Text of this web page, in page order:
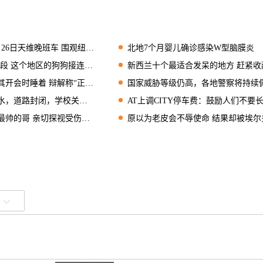
围观纽版“老赖”：剥削75名工人拒赔偿
北地7个月婴儿确诊感染W型脑膜炎
个地区的狗狗接连中毒！
新西兰十个最适合发呆的地方 赶紧收
时睡着 辩解称“正在沉思”
国家威胁等级仍高，各地警察将持续佩枪执
道路封闭，学校关门！
AT上调CITY停车费：鼓励人们不要长时间把车停在
的哥 亲切探视受伤兄弟
原以为老皮会不辱使命 结果却被埃尔多安啪啪